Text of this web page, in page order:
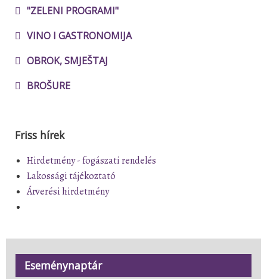
"ZELENI PROGRAMI"
VINO I GASTRONOMIJA
OBROK, SMJEŠTAJ
BROŠURE
Friss hírek
Hirdetmény - fogászati rendelés
Lakossági tájékoztató
Árverési hirdetmény
Eseménynaptár